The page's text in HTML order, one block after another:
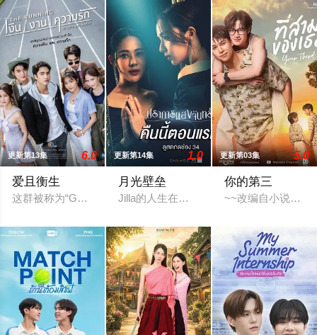
更新第13集 6.0
爱且衡生
这群被称为“Gen Me世代”的年轻人，在爱情与梦想中跌跌撞撞
更新第14集 1.0
月光壁垒
Jilla的人生在一次采访中彻底偏离了轨道
更新第03集 5.0
你的第三
~~改编自小说《你